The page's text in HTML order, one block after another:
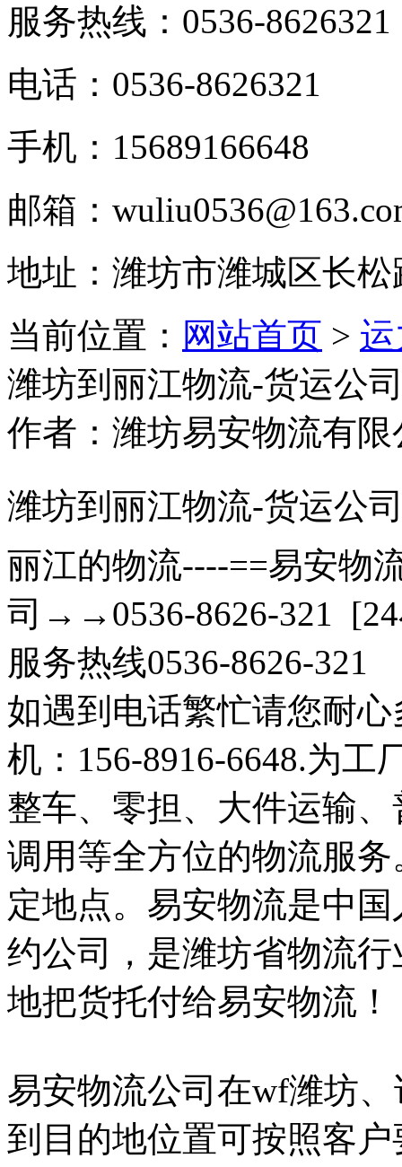
服务热线： 0536-8626321
电话：0536-8626321
手机：15689166648
邮箱：
地址：潍坊市潍城区长
当前位置： 网站首页 >
潍坊到丽江物流-货运公
作者：潍坊易安物流有限
潍坊到丽江物流-货运公
丽江的物流----==易安物
司→→0536-8626-321
服务热线0536-8626-321
如遇到电话繁忙请您耐
机：156-8916-6648.为
整车、零担、大件运输
调用等全方位的物流服
定地点。易安物流是中
约公司，是潍坊省物流
地把货托付给易安物流！
易安物流公司在wf潍坊
到目的地位置可按照客